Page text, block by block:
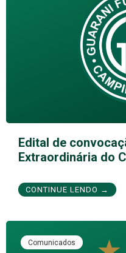
Edital de
Extraordinária do
CONTINUE LENDO →
Comunicados